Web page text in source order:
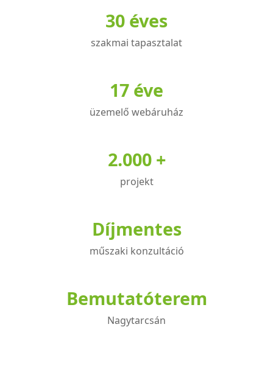
30 éves
szakmai tapasztalat
17 éve
üzemelő webáruház
2.000 +
projekt
Díjmentes
műszaki konzultáció
Bemutatóterem
Nagytarcsán